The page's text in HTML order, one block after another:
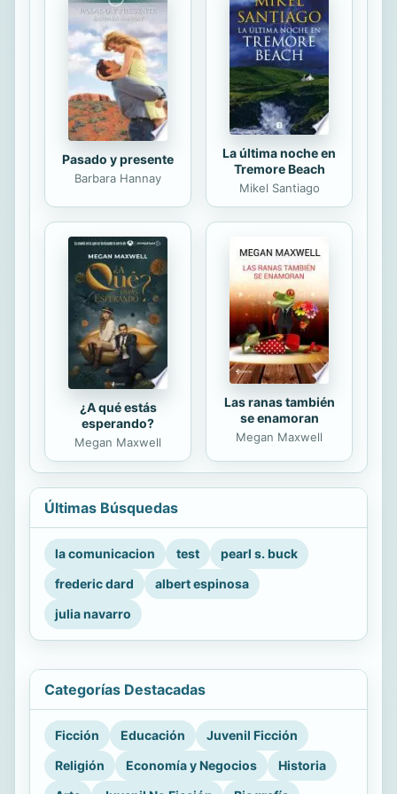
más) para explicarnos porqué el
autismo no es una enfermedad, sino
una condición. Cuándo es necesario
brindar apoyo y cuál es la forma ...
Pasado y presente
Barbara Hannay
La última noche en
Tremore Beach
Mikel Santiago
¿A qué estás
esperando?
Megan Maxwell
Las ranas también
se enamoran
Megan Maxwell
Últimas Búsquedas
la comunicacion test
pearl s. buck
frederic dard
albert espinosa
julia navarro
Categorías Destacadas
Ficción Educación
Juvenil Ficción
Religión
Economía y Negocios
Historia